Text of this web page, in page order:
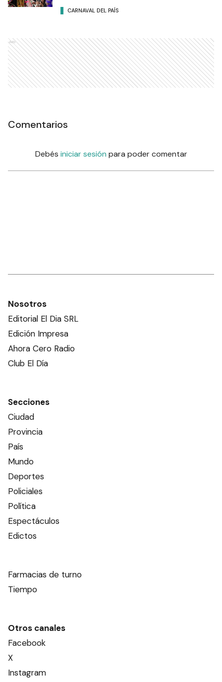
CARNAVAL DEL PAÍS
Ads
Comentarios
Debés iniciar sesión para poder comentar
Nosotros
Editorial El Dia SRL
Edición Impresa
Ahora Cero Radio
Club El Día
Secciones
Ciudad
Provincia
País
Mundo
Deportes
Policiales
Política
Espectáculos
Edictos
Farmacias de turno
Tiempo
Otros canales
Facebook
X
Instagram